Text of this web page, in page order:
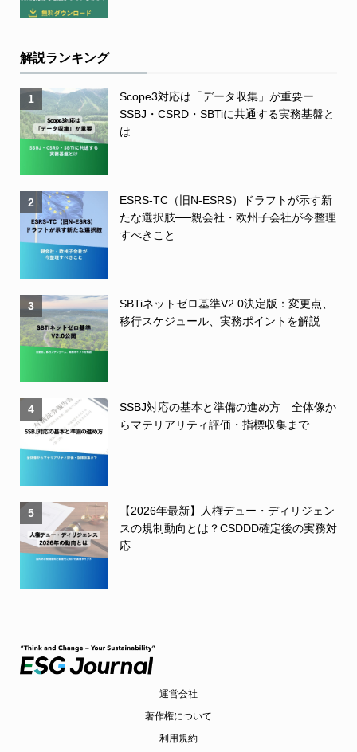
解説ランキング
1
Scope3対応は「データ収集」が重要ー
SSBJ・CSRD・SBTiに共通する実務基盤と
は
2
ESRS-TC（旧N-ESRS）ドラフトが示す新
たな選択肢──親会社・欧州子会社が今整理
すべきこと
3
SBTiネットゼロ基準V2.0決定版：変更点、
移行スケジュール、実務ポイントを解説
4
SSBJ対応の基本と準備の進め方 全体像か
らマテリアリティ評価・指標収集まで
5
【2026年最新】人権デュー・ディリジェン
スの規制動向とは？CSDDD確定後の実務対
応
運営会社
著作権について
利用規約